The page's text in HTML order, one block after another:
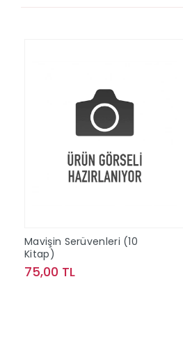
Mavişin Serüvenleri (10
Kitap)
75,00 TL